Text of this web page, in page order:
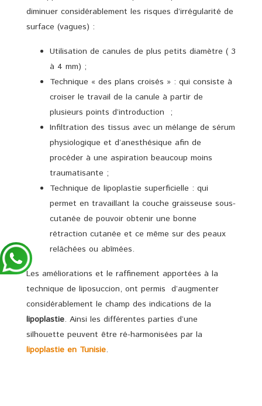
diminuer considérablement les risques d’irrégularité de
surface (vagues) :
Utilisation de canules de plus petits diamètre ( 3
à 4 mm) ;
Technique « des plans croisés » : qui consiste à
croiser le travail de la canule à partir de
plusieurs points d’introduction ;
Infiltration des tissus avec un mélange de sérum
physiologique et d’anesthésique afin de
procéder à une aspiration beaucoup moins
traumatisante ;
Technique de lipoplastie superficielle : qui
permet en travaillant la couche graisseuse sous-
cutanée de pouvoir obtenir une bonne
rétraction cutanée et ce même sur des peaux
relâchées ou abîmées.
Les améliorations et le raffinement apportées à la
technique de liposuccion, ont permis d’augmenter
considérablement le champ des indications de la
lipoplastie. Ainsi les différentes parties d’une
silhouette peuvent être ré-harmonisées par la
lipoplastie en Tunisie.